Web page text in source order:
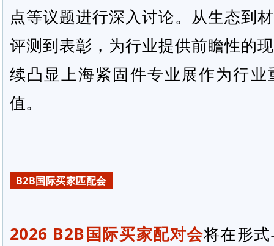
点等议题进行深入讨论。从生态到
评测到表彰，为行业提供前瞻性的
续凸显上海紧固件专业展作为行
值。
B2B国际买家匹配会
2026 B2B国际买家配对会将在形